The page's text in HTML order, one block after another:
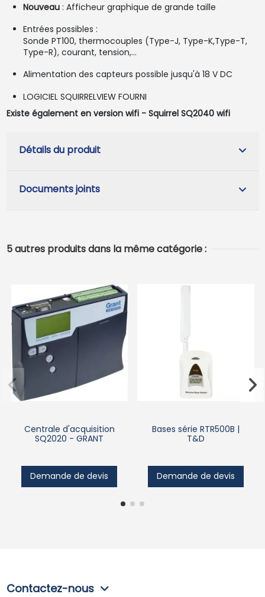
Nouveau: Afficheur graphique de grande taille
Entrées possibles :
Sonde PT100, thermocouples (Type-J, Type-K,Type-T,
Type-R), courant, tension,...
Alimentation des capteurs possible jusqu'à 18 V DC
LOGICIEL SQUIRRELVIEW FOURNI
Existe également en version wifi - Squirrel SQ2040 wifi
Détails du produit
Documents joints
5 autres produits dans la même catégorie :
Centrale d'acquisition
SQ2020 - GRANT
Demande de devis
Bases série RTR500B |
T&D
Demande de devis
Contactez-nous